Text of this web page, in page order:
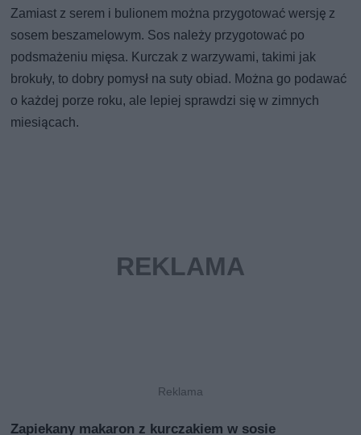
Zamiast z serem i bulionem można przygotować wersję z
sosem beszamelowym. Sos należy przygotować po
podsmażeniu mięsa. Kurczak z warzywami, takimi jak
brokuły, to dobry pomysł na suty obiad. Można go podawać
o każdej porze roku, ale lepiej sprawdzi się w zimnych
miesiącach.
Zapiekany makaron z kurczakiem w sosie